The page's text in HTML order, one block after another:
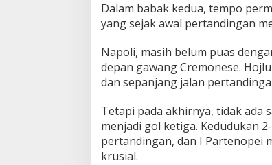
Dalam babak kedua, tempo
yang sejak awal pertandingan
Napoli, masih belum puas
depan gawang Cremonese.
dan sepanjang jalan
Tetapi pada akhirnya, tidak ada
menjadi gol ketiga. Kedudukan
pertandingan, dan I Partenopei
krusial.